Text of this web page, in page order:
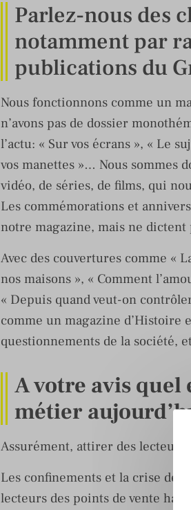
Parlez-nous des
notamment par
publications du
Nous fonctionnons comme un
n’avons pas de dossier
l’actu: « Sur vos écrans », « Le
vos manettes »… Nous sommes
vidéo, de séries, de films, qui
Les commémorations et
notre magazine, mais ne
Avec des couvertures comme «
nos maisons », « Comment
« Depuis quand veut-on
comme un magazine d’Histoire
questionnements de la société,
A votre avis quel
métier
Assurément, attirer des
Les confinements et la crise de
lecteurs des points de vente